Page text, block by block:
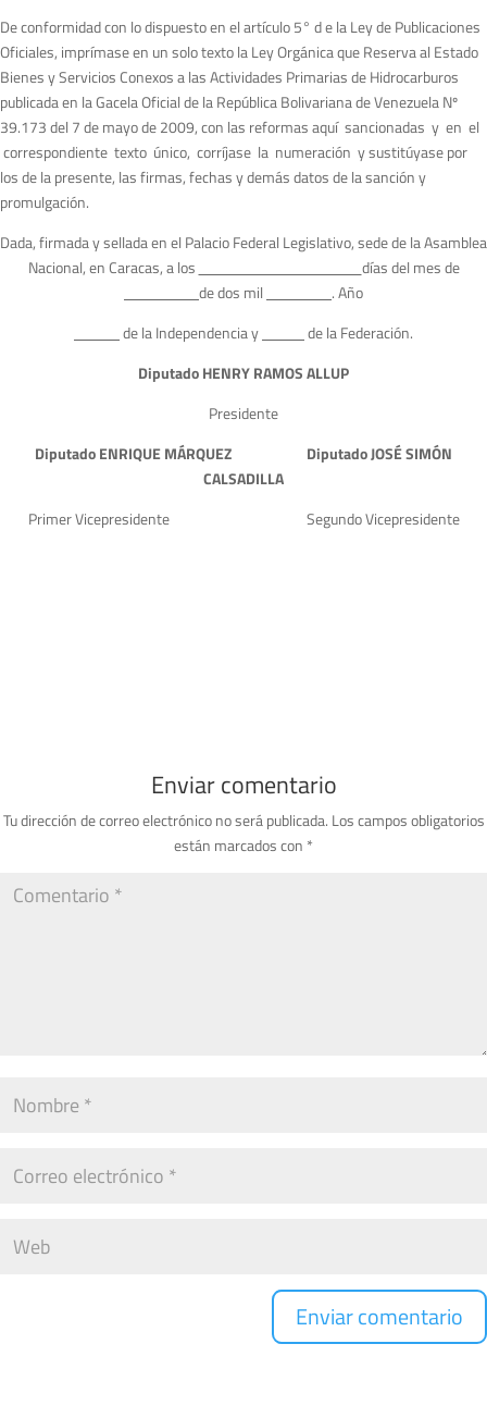
De conformidad con lo dispuesto en el artículo 5° d e la Ley de Publicaciones
Oficiales, imprímase en un solo texto la Ley Orgánica que Reserva al Estado
Bienes y Servicios Conexos a las Actividades Primarias de Hidrocarburos
publicada en la Gacela Oficial de la República Bolivariana de Venezuela Nº
39.173 del 7 de mayo de 2009, con las reformas aquí sancionadas y en el
correspondiente texto único, corríjase la numeración y sustitúyase por
los de la presente, las firmas, fechas y demás datos de la sanción y
promulgación.
Dada, firmada y sellada en el Palacio Federal Legislativo, sede de la Asamblea
Nacional, en Caracas, a los
días del mes de
de dos mil
. Año
de la Independencia y
de la Federación.
Diputado HENRY RAMOS ALLUP
Presidente
Diputado ENRIQUE MÁRQUEZ Diputado JOSÉ SIMÓN
CALSADILLA
Primer Vicepresidente Segundo Vicepresidente
Enviar comentario
Tu dirección de correo electrónico no será publicada. Los campos obligatorios
están marcados con *